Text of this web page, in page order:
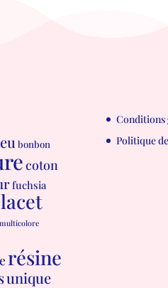
bonbon
coton
fuchsia
lacet
multicolore
résine
unique
Conditions
Politique